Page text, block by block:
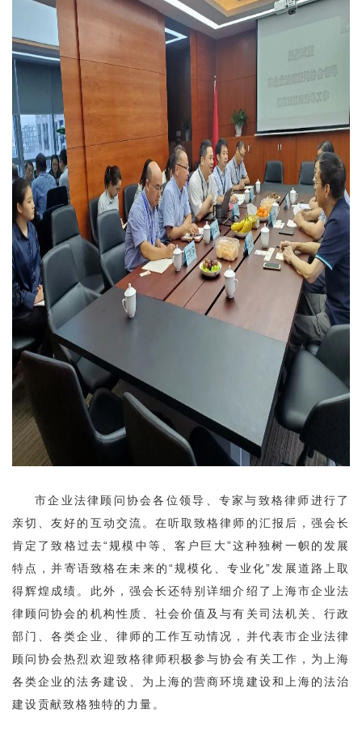
市企业法律顾问协会各位领导、专家与致格律师进行了
亲切、友好的互动交流。在听取致格律师的汇报后，强会长
肯定了致格过去“规模中等、客户巨大”这种独树一帜的发展
特点，并寄语致格在未来的“规模化、专业化”发展道路上取
得辉煌成绩。此外，强会长还特别详细介绍了上海市企业法
律顾问协会的机构性质、社会价值及与有关司法机关、行政
部门、各类企业、律师的工作互动情况，并代表市企业法律
顾问协会热烈欢迎致格律师积极参与协会有关工作，为上海
各类企业的法务建设、为上海的营商环境建设和上海的法治
建设贡献致格独特的力量。